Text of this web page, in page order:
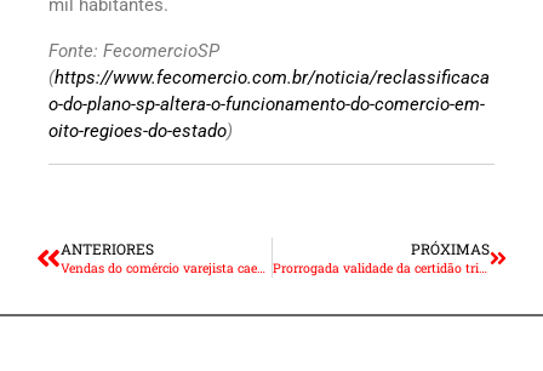
mil habitantes.
Fonte: FecomercioSP
(https://www.fecomercio.com.br/noticia/reclassificaca
o-do-plano-sp-altera-o-funcionamento-do-comercio-em-
oito-regioes-do-estado)
ANTERIORES
Vendas do comércio varejista caem 0,1% em novembro
PRÓXIMAS
Prorrogada validade da certidão tributária e suspensão do CADIN Municipal